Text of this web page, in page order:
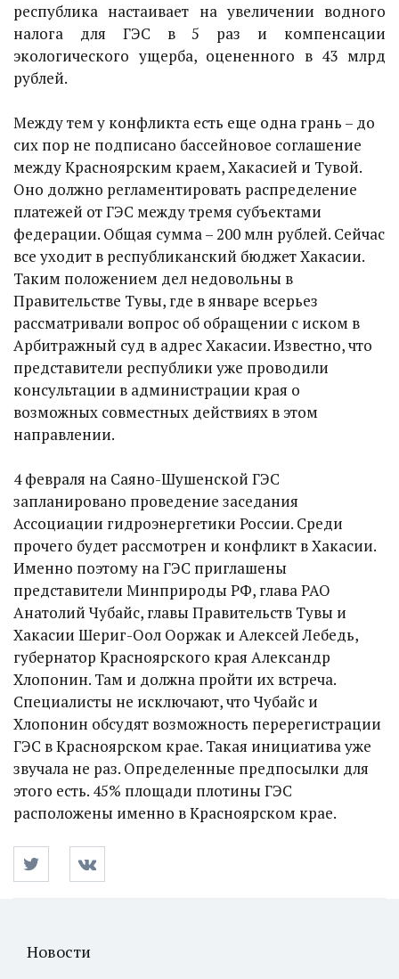
республика настаивает на увеличении водного
налога для ГЭС в 5 раз и компенсации
экологического ущерба, оцененного в 43 млрд
рублей.
Между тем у конфликта есть еще одна грань – до
сих пор не подписано бассейновое соглашение
между Красноярским краем, Хакасией и Тувой.
Оно должно регламентировать распределение
платежей от ГЭС между тремя субъектами
федерации. Общая сумма – 200 млн рублей. Сейчас
все уходит в республиканский бюджет Хакасии.
Таким положением дел недовольны в
Правительстве Тувы, где в январе всерьез
рассматривали вопрос об обращении с иском в
Арбитражный суд в адрес Хакасии. Известно, что
представители республики уже проводили
консультации в администрации края о
возможных совместных действиях в этом
направлении.
4 февраля на Саяно-Шушенской ГЭС
запланировано проведение заседания
Ассоциации гидроэнергетики России. Среди
прочего будет рассмотрен и конфликт в Хакасии.
Именно поэтому на ГЭС приглашены
представители Минприроды РФ, глава РАО
Анатолий Чубайс, главы Правительств Тувы и
Хакасии Шериг-Оол Ооржак и Алексей Лебедь,
губернатор Красноярского края Александр
Хлопонин. Там и должна пройти их встреча.
Специалисты не исключают, что Чубайс и
Хлопонин обсудят возможность перерегистрации
ГЭС в Красноярском крае. Такая инициатива уже
звучала не раз. Определенные предпосылки для
этого есть. 45% площади плотины ГЭС
расположены именно в Красноярском крае.
Новости